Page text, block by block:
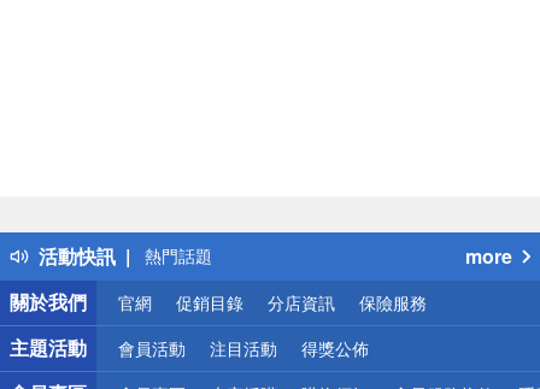
活動快訊
得獎公告
熱門話題
銀行優惠
偏遠地區配送
詐騙網頁！請小心！
more
關於我們
官網 促銷目錄 分店資訊 保險服務
主題活動 會員活動 注目活動 得獎公佈